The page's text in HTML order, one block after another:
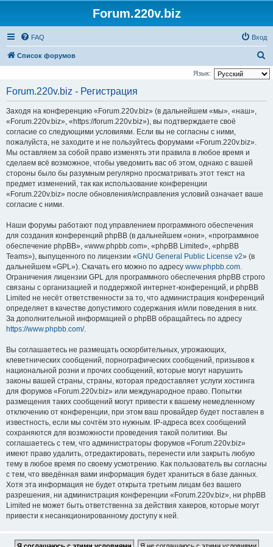
Forum.220v.biz
FAQ Вход
Список форумов
о
Язык:
Forum.220v.biz - Регистрация
Заходя на конференцию «Forum.220v.biz» (в дальнейшем «мы», «наш»,
«Forum.220v.biz», «https://forum.220v.biz»), вы подтверждаете своё
согласие со следующими условиями. Если вы не согласны с ними,
пожалуйста, не заходите и не пользуйтесь форумами «Forum.220v.biz».
Мы оставляем за собой право изменять эти правила в любое время и
сделаем всё возможное, чтобы уведомить вас об этом, однако с вашей
стороны было бы разумным регулярно просматривать этот текст на
предмет изменений, так как использование конференции
«Forum.220v.biz» после обновления/исправления условий означает ваше
согласие с ними.
Наши форумы работают под управлением программного обеспечения
для создания конференций phpBB (в дальнейшем «они», «программное
обеспечение phpBB», «www.phpbb.com», «phpBB Limited», «phpBB
Teams»), выпущенного по лицензии «GNU General Public License v2» (в
дальнейшем «GPL»). Скачать его можно по адресу www.phpbb.com.
Ограничения лицензии GPL для программного обеспечения phpBB строго
связаны с организацией и поддержкой интернет-конференций, и phpBB
Limited не несёт ответственности за то, что администрация конференций
определяет в качестве допустимого содержания и/или поведения в них.
За дополнительной информацией о phpBB обращайтесь по адресу
https://www.phpbb.com/.
Вы соглашаетесь не размещать оскорбительных, угрожающих,
клеветнических сообщений, порнографических сообщений, призывов к
национальной розни и прочих сообщений, которые могут нарушить
законы вашей страны, страны, которая предоставляет услуги хостинга
для форумов «Forum.220v.biz» или международное право. Попытки
размещения таких сообщений могут привести к вашему немедленному
отключению от конференции, при этом ваш провайдер будет поставлен в
известность, если мы сочтём это нужным. IP-адреса всех сообщений
сохраняются для возможности проведения такой политики. Вы
соглашаетесь с тем, что администраторы форумов «Forum.220v.biz»
имеют право удалить, отредактировать, перенести или закрыть любую
тему в любое время по своему усмотрению. Как пользователь вы согласны
с тем, что введённая вами информация будет храниться в базе данных.
Хотя эта информация не будет открыта третьим лицам без вашего
разрешения, ни администрация конференции «Forum.220v.biz», ни phpBB
Limited не может быть ответственна за действия хакеров, которые могут
привести к несанкционированному доступу к ней.